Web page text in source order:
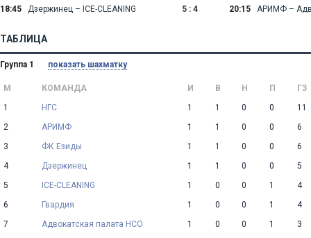
18:45 Дзержинец – ICE-CLEANING 5 : 4 20:15 АРИМФ –
ТАБЛИЦА
Группа 1 показать шахматку
М КОМАНДА И В Н П
ГЗ
1
НГС 1 1 0 0
11
2
АРИМФ 1 1 0 0
6
3
ФК Езиды 1 1 0 0
6
4
Дзержинец 1 1 0 0
5
5
ICE-CLEANING 1 0 0 1
4
6
Гвардия 1 0 0 1
4
7
Адвокатская палата НСО 1 0 0 1
3